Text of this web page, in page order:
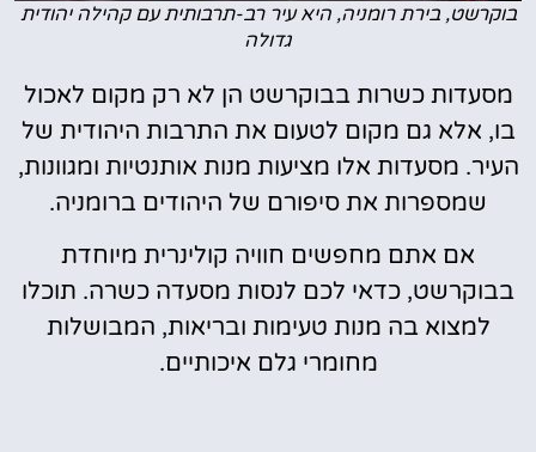
בוקרשט, בירת רומניה, היא עיר רב-תרבותית עם קהילה יהודית
גדולה
מסעדות כשרות בבוקרשט הן לא רק מקום לאכול
בו, אלא גם מקום לטעום את התרבות היהודית של
העיר. מסעדות אלו מציעות מנות אותנטיות ומגוונות,
שמספרות את סיפורם של היהודים ברומניה.
אם אתם מחפשים חוויה קולינרית מיוחדת
בבוקרשט, כדאי לכם לנסות מסעדה כשרה. תוכלו
למצוא בה מנות טעימות ובריאות, המבושלות
מחומרי גלם איכותיים.